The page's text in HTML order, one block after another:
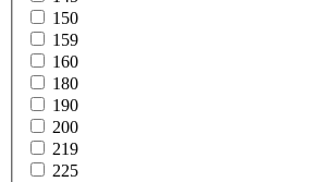
150
159
160
180
190
200
219
225